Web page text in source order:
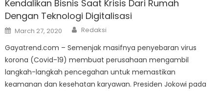
Kendalikan Bisnis Saat Krisis Dari Rumah
Dengan Teknologi Digitalisasi
Posted
on
March 27, 2020 Author
Redaksi
Gayatrend.com – Semenjak masifnya penyebaran virus
korona (Covid-19) membuat perusahaan mengambil
langkah-langkah pencegahan untuk memastikan
keamanan dan kesehatan karyawan. Presiden Jokowi pada